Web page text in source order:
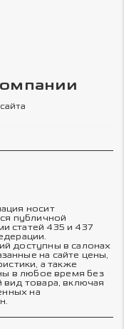
носит
публичной
статей 435 и 437
доступны в салонах
на сайте цены,
а также
в любое время без
товара, включая
на